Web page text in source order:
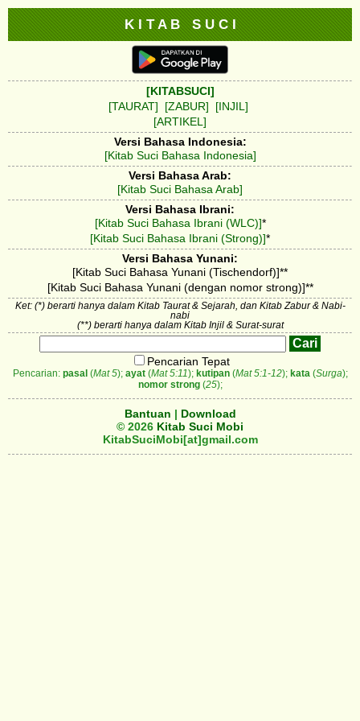
K I T A B S U C I
[KITABSUCI]
[TAURAT]
[ZABUR]
[INJIL]
[ARTIKEL]
Versi Bahasa Indonesia:
[Kitab Suci Bahasa Indonesia]
Versi Bahasa Arab:
[Kitab Suci Bahasa Arab]
Versi Bahasa Ibrani:
[Kitab Suci Bahasa Ibrani (WLC)]*
[Kitab Suci Bahasa Ibrani (Strong)]*
Versi Bahasa Yunani:
[Kitab Suci Bahasa Yunani (Tischendorf)]**
[Kitab Suci Bahasa Yunani (dengan nomor strong)]**
Ket: (*) berarti hanya dalam Kitab Taurat & Sejarah, dan Kitab Zabur & Nabi-
nabi
(**) berarti hanya dalam Kitab Injil & Surat-surat
Pencarian Tepat
Pencarian: pasal (Mat 5); ayat(Mat 5:11); kutipan(Mat 5:1-12); kata(Surga);
nomor strong(25);
Bantuan | Download
© 2026 Kitab Suci Mobi
KitabSuciMobi[at]gmail.com